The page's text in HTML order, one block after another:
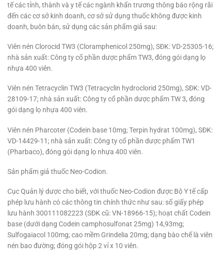
tế các tỉnh, thành và y tế các ngành khẩn trương thông báo rộng rãi
đến các cơ sở kinh doanh, cơ sở sử dụng thuốc không được kinh
doanh, buôn bán, sử dụng các sản phẩm giả sau:
Viên nén Clorocid TW3 (Cloramphenicol 250mg), SĐK: VD-25305-16;
nhà sản xuất: Công ty cổ phần dược phẩm TW3, đóng gói dạng lọ
nhựa 400 viên.
Viên nén Tetracyclin TW3 (Tetracyclin hydroclorid 250mg), SĐK: VD-
28109-17; nhà sản xuất: Công ty cổ phần dược phẩm TW 3, đóng
gói dạng lọ nhựa 400 viên.
Viên nén Pharcoter (Codein base 10mg; Terpin hydrat 100mg), SĐK:
VD-14429-11; nhà sản xuất: Công ty cổ phần dược phẩm TW1
(Pharbaco), đóng gói dạng lọ nhựa 400 viên.
Sản phẩm giả thuốc Neo-Codion.
Cục Quản lý dược cho biết, với thuốc Neo-Codion được Bộ Y tế cấp
phép lưu hành có các thông tin chính thức như sau: số giấy phép
lưu hành 300111082223 (SĐK cũ: VN-18966-15); hoạt chất Codein
base (dưới dạng Codein camphosulfonat 25mg) 14,93mg;
Sulfogaiacol 100mg; cao mềm Grindelia 20mg; dạng bào chế là viên
nén bao đường; đóng gói hộp 2 vỉ x 10 viên.